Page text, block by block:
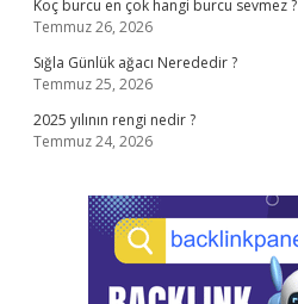
Koç burcu en çok hangi burcu sevmez ?
Temmuz 26, 2026
Sığla Günlük ağacı Nerededir ?
Temmuz 25, 2026
2025 yılının rengi nedir ?
Temmuz 24, 2026